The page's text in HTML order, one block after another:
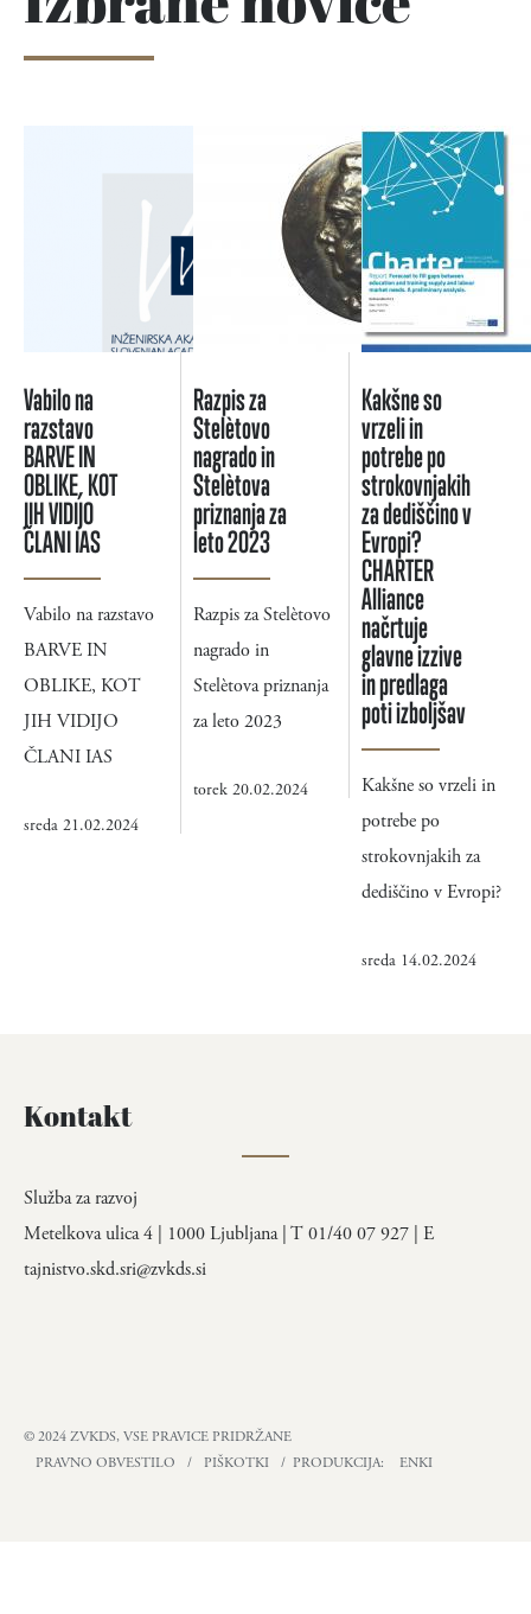
Vabilo na
razstavo
BARVE IN
OBLIKE, KOT
JIH VIDIJO
ČLANI IAS
Vabilo na razstavo
BARVE IN
OBLIKE, KOT
JIH VIDIJO
ČLANI IAS
sreda 21.02.2024
Razpis za
Stelètovo
nagrado in
Stelètova
priznanja za
leto 2023
Razpis za Stelètovo
nagrado in
Stelètova priznanja
za leto 2023
torek 20.02.2024
Kakšne so
vrzeli in
potrebe po
strokovnjakih
za dediščino v
Evropi?
CHARTER
Alliance
načrtuje
glavne izzive
in predlaga
poti izboljšav
Kakšne so vrzeli in
potrebe po
strokovnjakih za
dediščino v Evropi?
sreda 14.02.2024
Kontakt
Služba za razvoj
Metelkova ulica 4 | 1000 Ljubljana | T 01/40 07 927 | E
tajnistvo.skd.sri@zvkds.si
© 2024 ZVKDS, VSE PRAVICE PRIDRŽANE
PRAVNO OBVESTILO
/ PIŠKOTKI / PRODUKCIJA: ENKI